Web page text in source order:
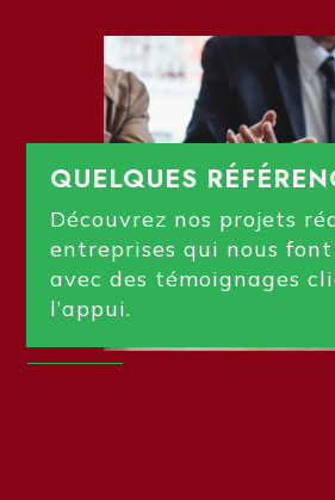
QUELQUES
Découvrez nos projets
entreprises qui nous
avec des témoignages
l’appui.